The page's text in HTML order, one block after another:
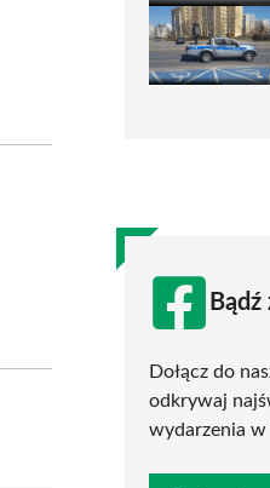
Dołącz do
odkrywaj
wydarzenia